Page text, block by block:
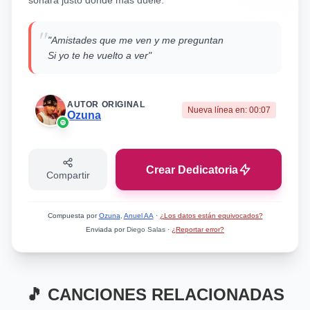
deseo y realidad, la atracción y la decepción
en una relación, mostrando un lado más
""Amistades que me ven y me preguntan
Si yo te he vuelto a ver"
AUTOR ORIGINAL
Ozuna Nueva línea en: 00:07
Compartir Crear Dedicatoria
Compuesta porOzuna Anuel AA · ¿Los datos están equivocados?
Enviada porDiego Salas · ¿Reportar error?
🎵 CANCIONES RELACIONADAS